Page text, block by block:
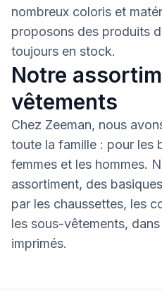
nombreux coloris et
proposons des produits
toujours en stock.
Notre
vêtements
Chez Zeeman, nous
toute la famille : pour les
femmes et les hommes.
assortiment, des
par les chaussettes, les
les sous-vêtements,
imprimés.